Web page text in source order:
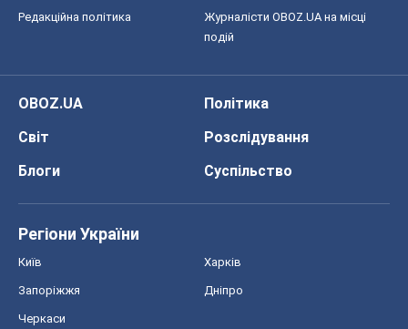
Редакційна політика
Журналісти OBOZ.UA на місці
подій
OBOZ.UA
Політика
Світ
Розслідування
Блоги
Суспільство
Регіони України
Київ Харків
Запоріжжя Дніпро
Черкаси